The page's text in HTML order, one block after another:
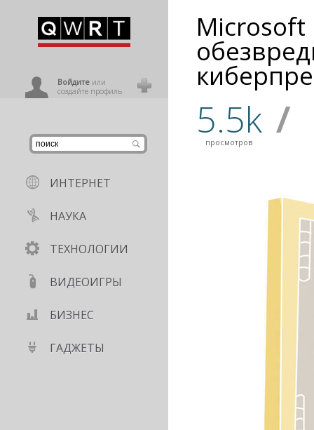
Войдитеили
создайте профиль
ИНТЕРНЕТ
НАУКА
ТЕХНОЛОГИИ
ВИДЕОИГРЫ
БИЗНЕС
ГАДЖЕТЫ
Microsoft
5.5k
просмотров /